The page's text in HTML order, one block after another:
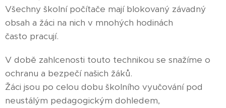
Všechny školní počítače mají blokovaný závadný
obsah a žáci na nich v mnohých hodinách
často pracují.
V době zahlcenosti touto technikou se snažíme o
ochranu a bezpečí našich žáků.
Žáci jsou po celou dobu školního vyučování pod
neustálým pedagogickým dohledem,